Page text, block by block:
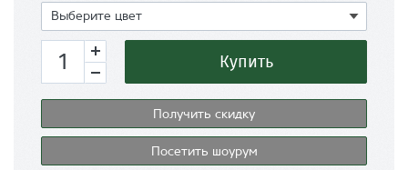
Показать
Выберите цвет
Купить
Получить скидку
Посетить шоурум